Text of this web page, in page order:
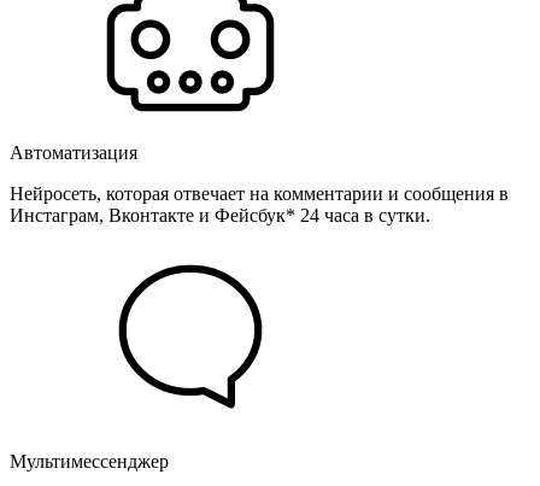
Автоматизация
Нейросеть, которая отвечает на комментарии и сообщения в
Инстаграм, Вконтакте и Фейсбук* 24 часа в сутки.
Мультимессенджер